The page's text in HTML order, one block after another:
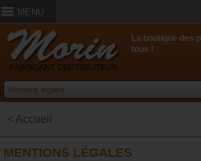
MENU
La boutique des
tous !
< Accueil
MENTIONS LÉGALES